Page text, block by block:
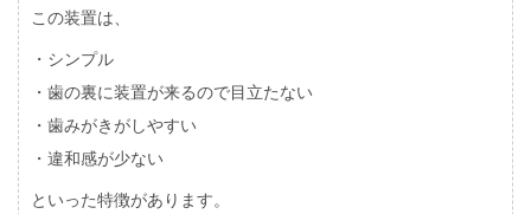
この装置は、
・シンプル
・歯の裏に装置が来るので目立たない
・歯みがきがしやすい
・違和感が少ない
といった特徴があります。